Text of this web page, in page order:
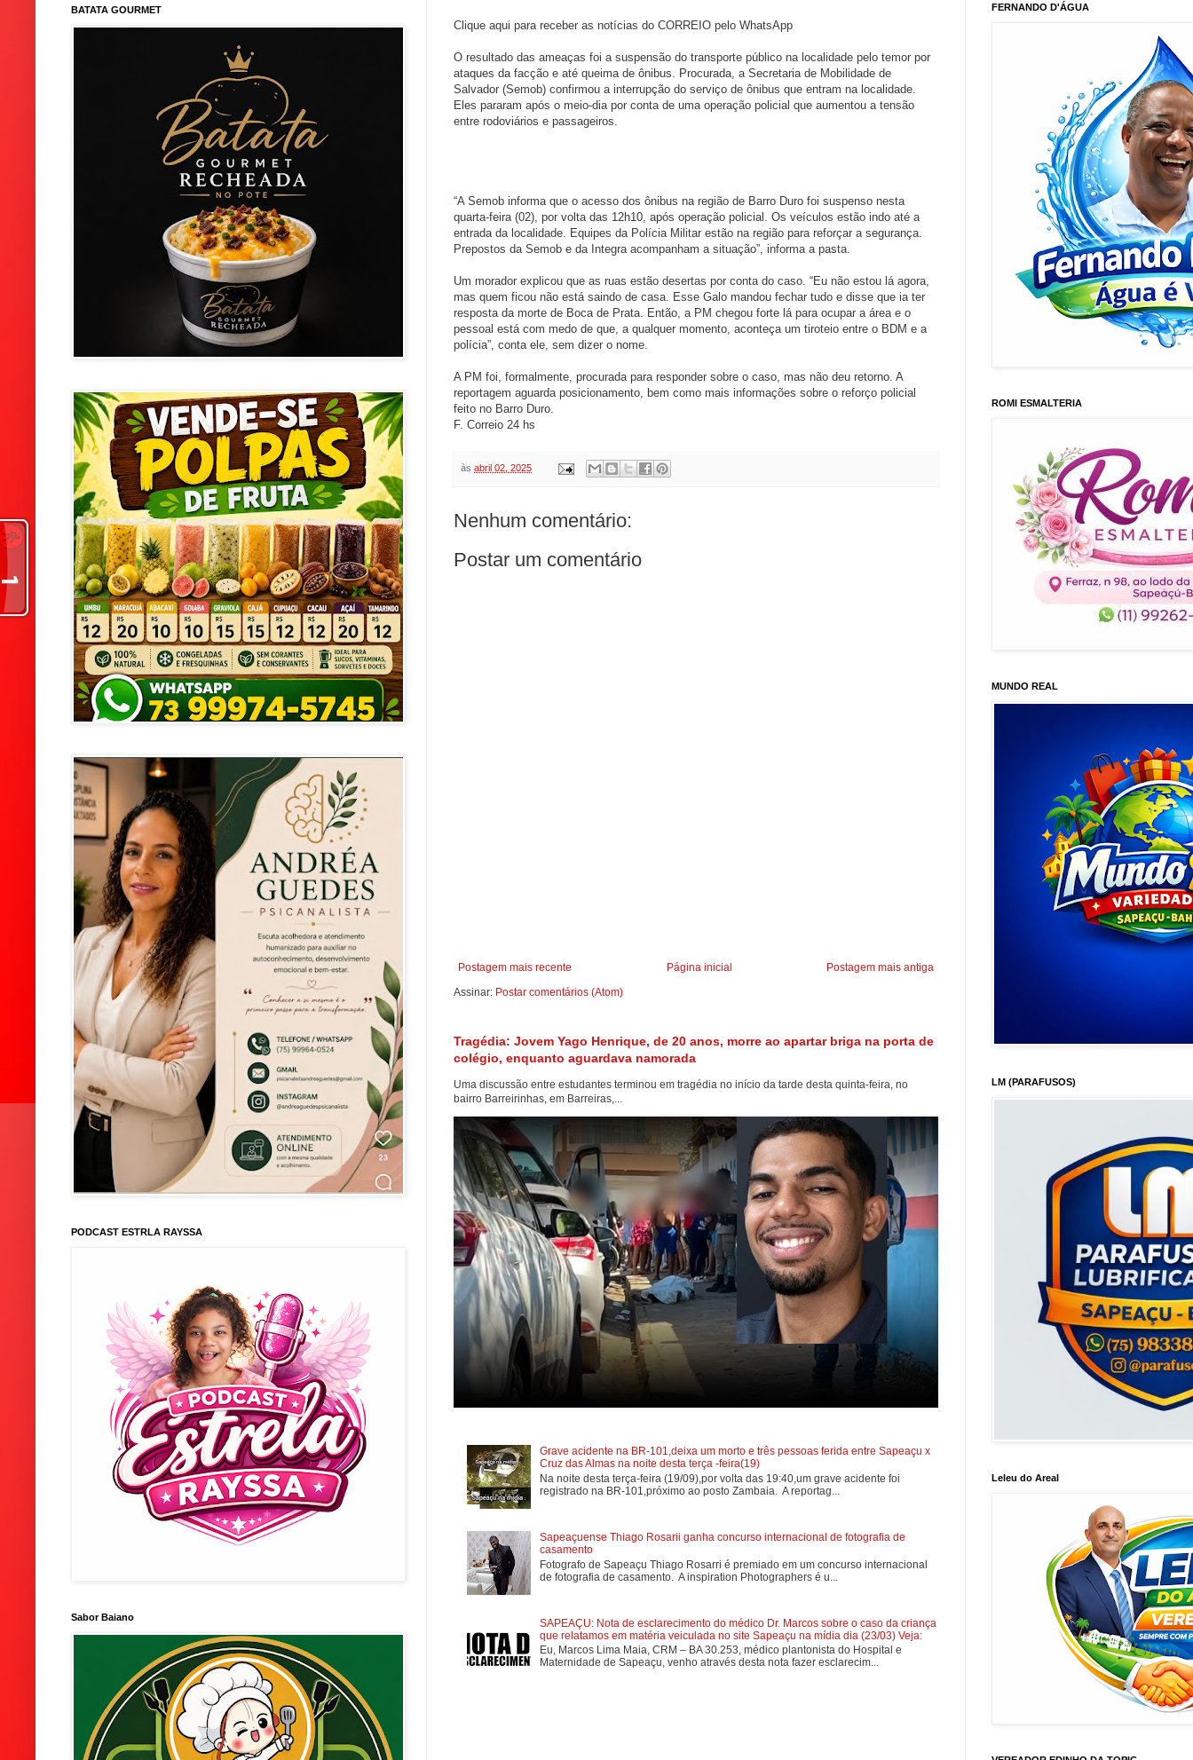
Clique aqui para receber as notícias do CORREIO pelo WhatsApp
O resultado das ameaças foi a suspensão do transporte público na localidade pelo temor por
ataques da facção e até queima de ônibus. Procurada, a Secretaria de Mobilidade de
Salvador (Semob) confirmou a interrupção do serviço de ônibus que entram na localidade.
Eles pararam após o meio-dia por conta de uma operação policial que aumentou a tensão
entre rodoviários e passageiros.
“A Semob informa que o acesso dos ônibus na região de Barro Duro foi suspenso nesta
quarta-feira (02), por volta das 12h10, após operação policial. Os veículos estão indo até a
entrada da localidade. Equipes da Polícia Militar estão na região para reforçar a segurança.
Prepostos da Semob e da Integra acompanham a situação”, informa a pasta.
Um morador explicou que as ruas estão desertas por conta do caso. “Eu não estou lá agora,
mas quem ficou não está saindo de casa. Esse Galo mandou fechar tudo e disse que ia ter
resposta da morte de Boca de Prata. Então, a PM chegou forte lá para ocupar a área e o
pessoal está com medo de que, a qualquer momento, aconteça um tiroteio entre o BDM e a
polícia”, conta ele, sem dizer o nome.
A PM foi, formalmente, procurada para responder sobre o caso, mas não deu retorno. A
reportagem aguarda posicionamento, bem como mais informações sobre o reforço policial
feito no Barro Duro.
F. Correio 24 hs
às abril 02, 2025
Nenhum comentário:
Postar um comentário
Postagem mais recente Postagem mais antiga
Página inicial
Assinar: Postar comentários (Atom)
Tragédia: Jovem Yago Henrique, de 20 anos, morre ao apartar briga na porta de
colégio, enquanto aguardava namorada
Uma discussão entre estudantes terminou em tragédia no início da tarde desta quinta-feira, no
bairro Barreirinhas, em Barreiras,...
Grave acidente na BR-101,deixa um morto e três pessoas ferida entre Sapeaçu x
Cruz das Almas na noite desta terça -feira(19)
Na noite desta terça-feira (19/09),por volta das 19:40,um grave acidente foi
registrado na BR-101,próximo ao posto Zambaia. A reportag...
Sapeaçuense Thiago Rosarii ganha concurso internacional de fotografia de
casamento
Fotografo de Sapeaçu Thiago Rosarri é premiado em um concurso internacional
de fotografia de casamento. A inspiration Photographers é u...
SAPEAÇU: Nota de esclarecimento do médico Dr. Marcos sobre o caso da criança
que relatamos em matéria veiculada no site Sapeaçu na mídia dia (23/03) Veja:
Eu, Marcos Lima Maia, CRM – BA 30.253, médico plantonista do Hospital e
Maternidade de Sapeaçu, venho através desta nota fazer esclarecim...
BATATA GOURMET
PODCAST ESTRLA RAYSSA
Sabor Baiano
FERNANDO D'ÁGUA
ROMI ESMALTERIA
MUNDO REAL
LM (PARAFUSOS)
Leleu do Areal